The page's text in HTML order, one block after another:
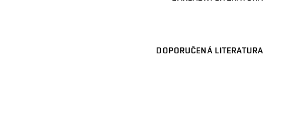
DOPORUČENÁ LITERATURA